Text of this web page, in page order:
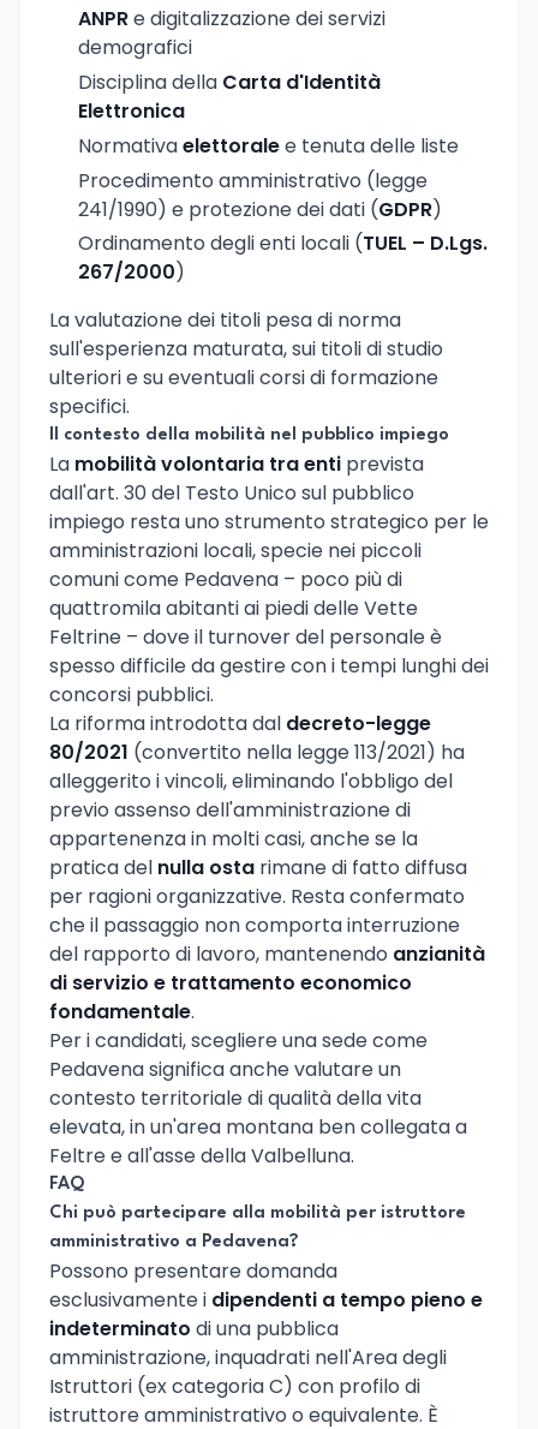
ANPRe digitalizzazione dei servizi
demografici
Disciplina della Carta d'Identità
Elettronica
Normativaelettoralee tenuta delle liste
Procedimento amministrativo (legge
241/1990) e protezione dei dati (GDPR)
Ordinamento degli enti locali (TUEL – D.Lgs.
267/2000)
La valutazione dei titoli pesa di norma
sull'esperienza maturata, sui titoli di studio
ulteriori e su eventuali corsi di formazione
specifici.
Il contesto della mobilità nel pubblico impiego
La mobilità volontaria tra enti prevista
dall'art. 30 del Testo Unico sul pubblico
impiego resta uno strumento strategico per le
amministrazioni locali, specie nei piccoli
comuni come Pedavena – poco più di
quattromila abitanti ai piedi delle Vette
Feltrine – dove il turnover del personale è
spesso difficile da gestire con i tempi lunghi dei
concorsi pubblici.
La riforma introdotta dal decreto-legge
80/2021 (convertito nella legge 113/2021) ha
alleggerito i vincoli, eliminando l'obbligo del
previo assenso dell'amministrazione di
appartenenza in molti casi, anche se la
pratica del nulla osta rimane di fatto diffusa
per ragioni organizzative. Resta confermato
che il passaggio non comporta interruzione
del rapporto di lavoro, mantenendo anzianità
di servizio e trattamento economico
fondamentale.
Per i candidati, scegliere una sede come
Pedavena significa anche valutare un
contesto territoriale di qualità della vita
elevata, in un'area montana ben collegata a
Feltre e all'asse della Valbelluna.
FAQ
Chi può partecipare alla mobilità per istruttore
amministrativo a Pedavena?
Possono presentare domanda
esclusivamente i dipendenti a tempo pieno e
indeterminato di una pubblica
amministrazione, inquadrati nell'Area degli
Istruttori (ex categoria C) con profilo di
istruttore amministrativo o equivalente. È